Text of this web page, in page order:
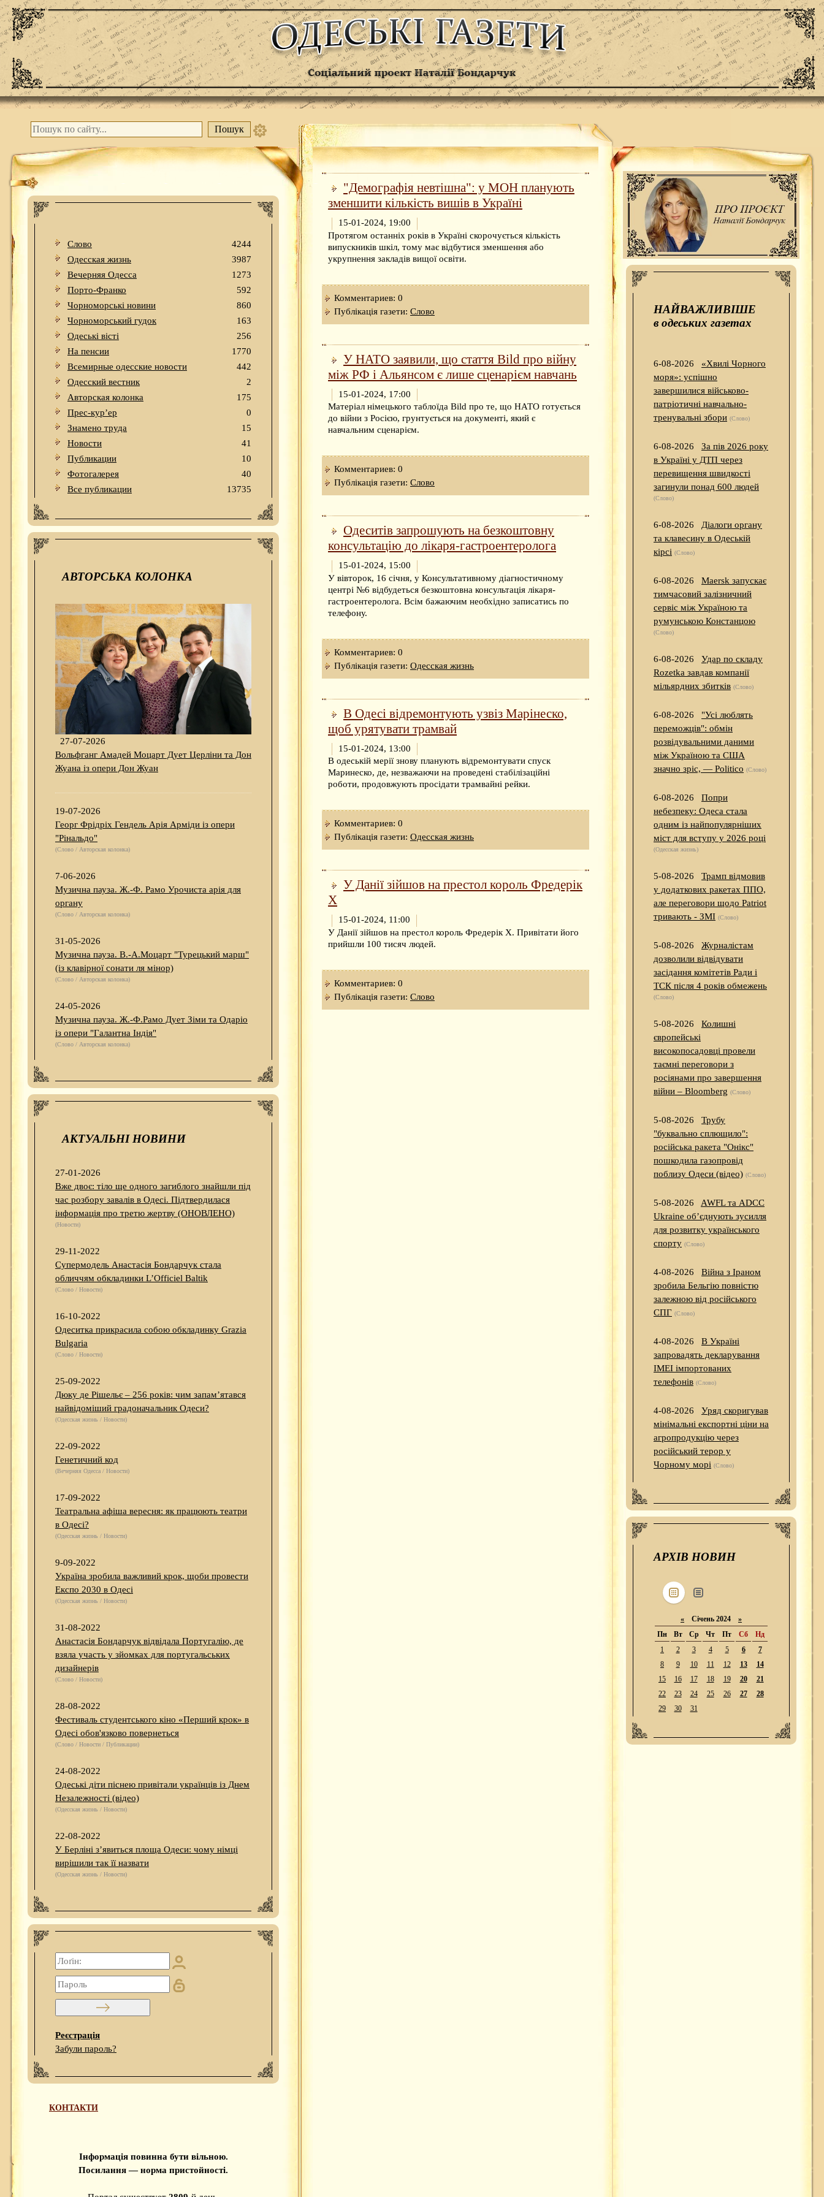
Слово
4244
Одесская жизнь
3987
Вечерняя Одесса
1273
Порто-Франко
592
Чорноморські новини
860
Чорноморський гудок
163
Одеськi вiстi
256
На пенсии
1770
Всемирные одесские новости
442
Одесский вестник
2
Авторская колонка
175
Прес-кур’ер
0
Знамено труда
15
Новости
41
Публикации
10
Фотогалерея
40
Все публикации
13735
АВТОРСЬКА КОЛОНКА
27-07-2026
Вольфганг Амадей Моцарт Дует Церліни та Дон
Жуана із опери Дон Жуан
19-07-2026
Георг Фрідріх Гендель Арія Арміди із опери
"Рінальдо"
(Слово / Авторская колонка)
7-06-2026
Музична пауза. Ж.-Ф. Рамо Урочиста арія для
органу
(Слово / Авторская колонка)
31-05-2026
Музична пауза. В.-А.Моцарт "Турецький марш"
(із клавірної сонати ля мінор)
(Слово / Авторская колонка)
24-05-2026
Музична пауза. Ж.-Ф.Рамо Дует Зіми та Одаріо
із опери "Галантна Індія"
(Слово / Авторская колонка)
АКТУАЛЬНІ НОВИНИ
27-01-2026
Вже двоє: тіло ще одного загиблого знайшли під
час розбору завалів в Одесі. Підтвердилася
інформація про третю жертву (ОНОВЛЕНО)
(Новости)
29-11-2022
Супермодель Анастасія Бондарчук стала
обличчям обкладинки L’Officiel Baltik
(Слово / Новости)
16-10-2022
Одеситка прикрасила собою обкладинку Grazia
Bulgaria
(Слово / Новости)
25-09-2022
Дюку де Рішельє – 256 років: чим запам’ятався
найвідоміший градоначальник Одеси?
(Одесская жизнь / Новости)
22-09-2022
Генетичний код
(Вечерняя Одесса / Новости)
17-09-2022
Театральна афіша вересня: як працюють театри
в Одесі?
(Одесская жизнь / Новости)
9-09-2022
Україна зробила важливий крок, щоби провести
Експо 2030 в Одесі
(Одесская жизнь / Новости)
31-08-2022
Анастасія Бондарчук відвідала Португалію, де
взяла участь у зйомках для португальських
дизайнерів
(Слово / Новости)
28-08-2022
Фестиваль студентського кіно «Перший крок» в
Одесі обов'язково повернеться
(Слово / Новости / Публикации)
24-08-2022
Одеські діти піснею привітали українців із Днем
Незалежності (відео)
(Одесская жизнь / Новости)
22-08-2022
У Берліні з’явиться площа Одеси: чому німці
вирішили так її назвати
(Одесская жизнь / Новости)
Реєстрація
Забули пароль?
КОНТАКТИ
Інформація повинна бути вільною.
Посилання — норма пристойності.
"Демографія невтішна": у МОН планують
зменшити кількість вишів в Україні
15-01-2024, 19:00
Протягом останніх років в Україні скорочується кількість
випускників шкіл, тому має відбутися зменшення або
укрупнення закладів вищої освіти.
Комментариев: 0
Публікація газети: Слово
У НАТО заявили, що стаття Bild про війну
між РФ і Альянсом є лише сценарієм навчань
15-01-2024, 17:00
Матеріал німецького таблоїда Bild про те, що НАТО готується
до війни з Росією, грунтується на документі, який є
навчальним сценарієм.
Комментариев: 0
Публікація газети: Слово
Одеситів запрошують на безкоштовну
консультацію до лікаря-гастроентеролога
15-01-2024, 15:00
У вівторок, 16 січня, у Консультативному діагностичному
центрі №6 відбудеться безкоштовна консультація лікаря-
гастроентеролога. Всім бажаючим необхідно записатись по
телефону.
Комментариев: 0
Публікація газети: Одесская жизнь
В Одесі відремонтують узвіз Марінеско,
щоб урятувати трамвай
15-01-2024, 13:00
В одеській мерії знову планують відремонтувати спуск
Маринеско, де, незважаючи на проведені стабілізаційні
роботи, продовжують просідати трамвайні рейки.
Комментариев: 0
Публікація газети: Одесская жизнь
У Данії зійшов на престол король Фредерік
X
15-01-2024, 11:00
У Данії зійшов на престол король Фредерік X. Привітати його
прийшли 100 тисяч людей.
Комментариев: 0
Публікація газети: Слово
НАЙВАЖЛИВІШЕ
в одеських газетах
6-08-2026
«Хвилі Чорного
моря»: успішно
завершилися військово-
патріотичні навчально-
тренувальні збори (Слово)
6-08-2026
За пів 2026 року
в Україні у ДТП через
перевищення швидкості
загинули понад 600 людей
(Слово)
6-08-2026
Діалоги органу
та клавесину в Одеській
кірсі (Слово)
6-08-2026
Maersk запускає
тимчасовий залізничний
сервіс між Україною та
румунською Констанцою
(Слово)
6-08-2026
Удар по складу
Rozetka завдав компанії
мільярдних збитків (Слово)
6-08-2026
"Усі люблять
переможців": обмін
розвідувальними даними
між Україною та США
значно зріс, — Politico (Слово)
6-08-2026
Попри
небезпеку: Одеса стала
одним із найпопулярніших
міст для вступу у 2026 році
(Одесская жизнь)
5-08-2026
Трамп відмовив
у додаткових ракетах ППО,
але переговори щодо Patriot
тривають - ЗМІ (Слово)
5-08-2026
Журналістам
дозволили відвідувати
засідання комітетів Ради і
ТСК після 4 років обмежень
(Слово)
5-08-2026
Колишні
європейські
високопосадовці провели
таємні переговори з
росіянами про завершення
війни – Bloomberg (Слово)
5-08-2026
Трубу
"буквально сплющило":
російська ракета "Онікс"
пошкодила газопровід
поблизу Одеси (відео) (Слово)
5-08-2026
AWFL та ADCC
Ukraine об’єднують зусилля
для розвитку українського
спорту (Слово)
4-08-2026
Війна з Іраном
зробила Бельгію повністю
залежною від російського
СПГ (Слово)
4-08-2026
В Україні
запровадять декларування
IMEI імпортованих
телефонів (Слово)
4-08-2026
Уряд скоригував
мінімальні експортні ціни на
агропродукцію через
російський терор у
Чорному морі (Слово)
АРХІВ НОВИН
« Січень 2024 »
Пн
Вт Ср Чт Пт Сб
Нд
1
2 3 4 5 6
7
8
9 10 11 12 13
14
15
16 17 18 19 20
21
22
23 24 25 26 27
28
29
30 31